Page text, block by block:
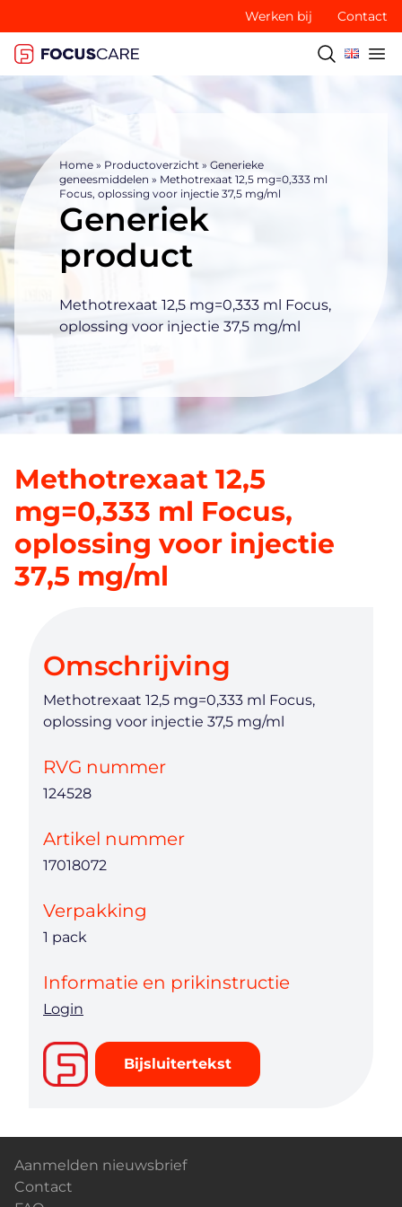
Werken bij Contact
Home » Productoverzicht » Generieke
geneesmiddelen » Methotrexaat 12,5 mg=0,333 ml
Focus, oplossing voor injectie 37,5 mg/ml
Generiek
product
Methotrexaat 12,5 mg=0,333 ml Focus,
oplossing voor injectie 37,5 mg/ml
Methotrexaat 12,5
mg=0,333 ml Focus,
oplossing voor injectie
37,5 mg/ml
Omschrijving
Methotrexaat 12,5 mg=0,333 ml Focus,
oplossing voor injectie 37,5 mg/ml
RVG nummer
124528
Artikel nummer
17018072
Verpakking
1 pack
Informatie en prikinstructie
Login
Bijsluitertekst
Aanmelden nieuwsbrief
Contact